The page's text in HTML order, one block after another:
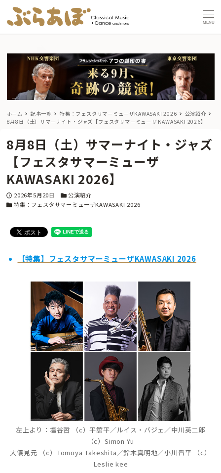
MENU
ホーム 記事一覧 特集：フェスタサマーミューザKAWASAKI 2026
公演紹介
8月8日（土）サマーナイト・ジャズ【フェスタサマーミューザ KAWASAKI 2026】
8月8日（土）サマーナイト・ジャズ
【フェスタサマーミューザ
KAWASAKI 2026】
投稿日
2026年5月20日 カテゴリー
公演紹介
カテゴリー
特集：フェスタサマーミューザKAWASAKI 2026
【特集】フェスタサマーミューザKAWASAKI 2026
左上より：塩谷哲 （c）平舘平／ルイス・バジェ／中川英二郎
（c）Simon Yu
大儀見元 （c）Tomoya Takeshita／鈴木真明地／小川晋平 （c）
Leslie kee